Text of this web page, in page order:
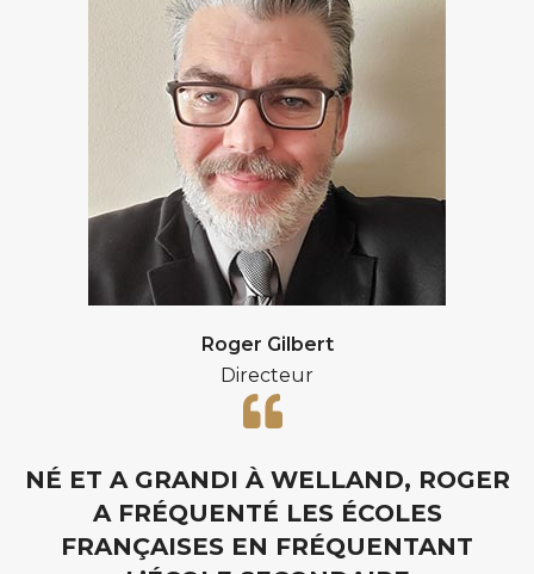
Roger Gilbert
Directeur
NÉ ET A GRANDI À WELLAND, ROGER
A FRÉQUENTÉ LES ÉCOLES
FRANÇAISES EN FRÉQUENTANT